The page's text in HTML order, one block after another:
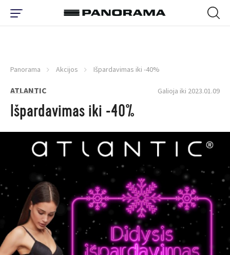
Panorama Akcijos Išpardavimas iki -40%
ATLANTIC Galioja iki 2023.01.09
Išpardavimas iki -40%